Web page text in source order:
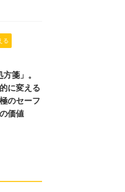
る
箋」。
に変える
のセーフ
価値